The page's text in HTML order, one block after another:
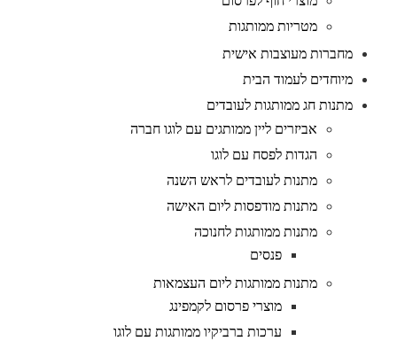
מטריות ממותגות
מחברות מעוצבות אישית
מיוחדים לעמוד הבית
מתנות חג ממותגות לעובדים
אביזרים ליין ממותגים עם לוגו חברה
הגדות לפסח עם לוגו
מתנות לעובדים לראש השנה
מתנות מודפסות ליום האישה
מתנות ממותגות לחנוכה
פנסים
מתנות ממותגות ליום העצמאות
מוצרי פרסום לקמפינג
ערכות ברביקיו ממותגות עם לוגו